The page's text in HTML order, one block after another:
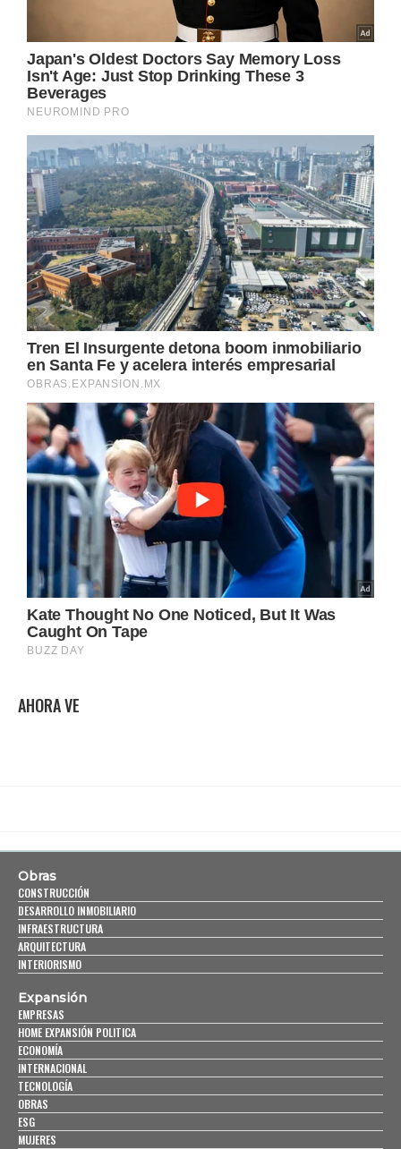
AHORA VE
Obras
CONSTRUCCIÓN
DESARROLLO INMOBILIARIO
INFRAESTRUCTURA
ARQUITECTURA
INTERIORISMO
Expansión
EMPRESAS
HOME EXPANSIÓN POLITICA
ECONOMÍA
INTERNACIONAL
TECNOLOGÍA
OBRAS
ESG
MUJERES